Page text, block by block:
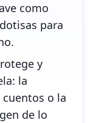
como
para
y
la
cuentos o la
de lo